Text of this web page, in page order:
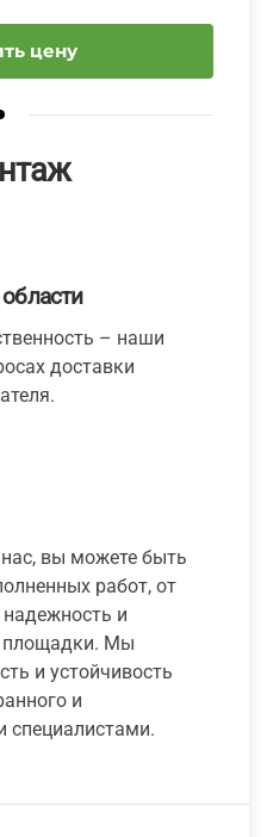
цену
– наши
доставки
вы можете быть
работ, от
и
площадки. Мы
и устойчивость
и
специалистами.